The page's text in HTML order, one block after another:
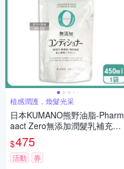
植感潤護，煥髮光采
日本KUMANO熊野油脂-Pharm
aact Zero無添加潤髮乳補充包
450ml/袋(植物性修護潤絲乳,胺
基酸滋潤護髮素,光澤柔順潤髮
精華,0香料色素防腐劑)
$475
活動 券